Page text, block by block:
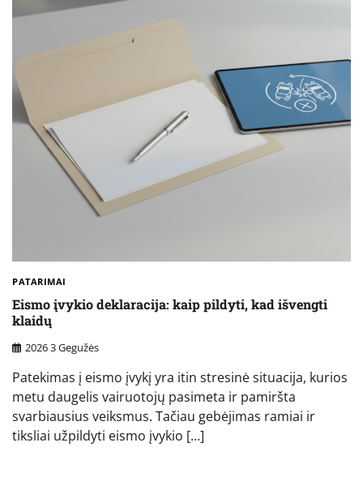
PATARIMAI
Eismo įvykio deklaracija: kaip pildyti, kad išvengti
klaidų
2026 3 Gegužės
Patekimas į eismo įvykį yra itin stresinė situacija, kurios
metu daugelis vairuotojų pasimeta ir pamiršta
svarbiausius veiksmus. Tačiau gebėjimas ramiai ir
tiksliai užpildyti eismo įvykio […]